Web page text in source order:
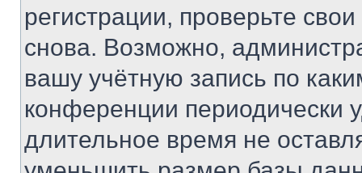
регистрации, проверьте
снова. Возможно,
вашу учётную запись по
конференции периодически
длительное время не